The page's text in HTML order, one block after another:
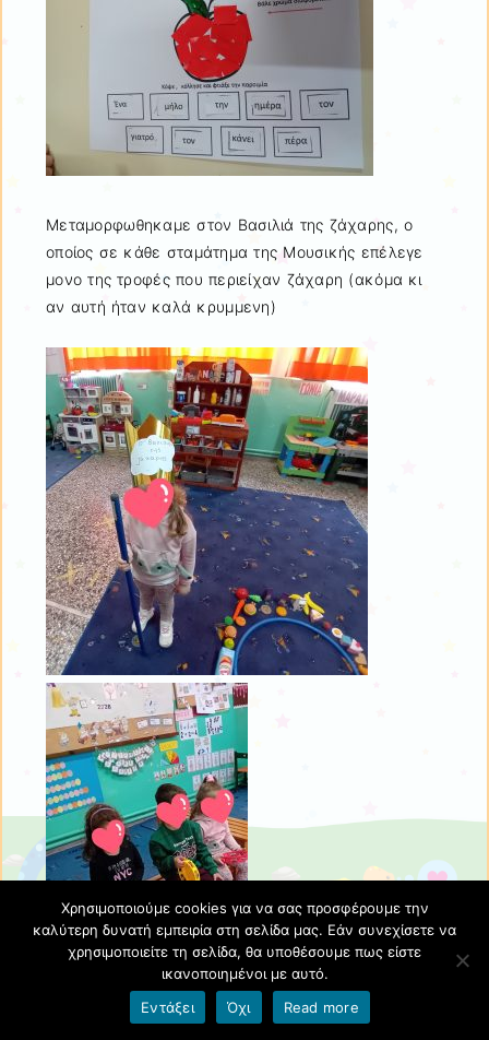
Μεταμορφωθηκαμε στον Βασιλιά της ζάχαρης, ο
οποίος σε κάθε σταμάτημα της Μουσικής επέλεγε
μονο της τροφές που περιείχαν ζάχαρη (ακόμα κι
αν αυτή ήταν καλά κρυμμενη)
Χρησιμοποιούμε cookies για να σας προσφέρουμε την
καλύτερη δυνατή εμπειρία στη σελίδα μας. Εάν συνεχίσετε να
χρησιμοποιείτε τη σελίδα, θα υποθέσουμε πως είστε
ικανοποιημένοι με αυτό.
Εντάξει
Όχι Read more